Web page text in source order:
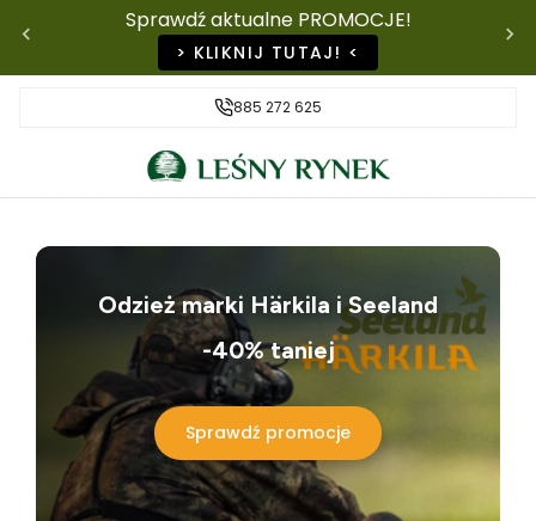
Sprawdź aktualne PROMOCJE!
> KLIKNIJ TUTAJ! <
885 272 625
Odzież marki Härkila i Seeland
-40% taniej
Sprawdź promocje